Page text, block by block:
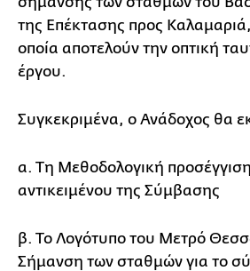
της Επέκτασης προς Καλαμαριά,
οποία αποτελούν την οπτική
έργου.
Συγκεκριμένα, ο Ανάδοχος θα
α. Τη Μεθοδολογική
αντικειμένου της Σύμβασης
β. Το Λογότυπο του Μετρό
Σήμανση των σταθμών για το